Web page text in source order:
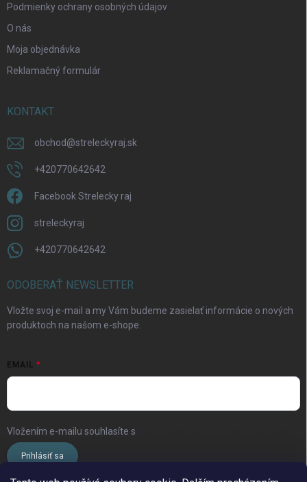
Podmienky ochrany osobných údajov
O nás
Moja objednávka
Reklamačný formulár
KONTAKT
obchod@streleckyraj.sk
+420770642642
Facebook Strelecky raj
streleckyraj
+420770642642
ODOBERAŤ NEWSLETTER
Vložte svoj e-mail a my Vám budeme zasielať informácie o nových
produktoch na našom e-shope.
EMAIL
Vložením e-mailu souhlasíte s
Prihlásiť sa